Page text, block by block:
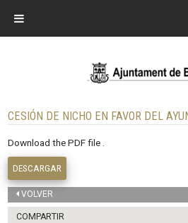
CESIÓN DE NICHO EN FAVOR DEL
Download the PDF file .
DESCARGAR
VOLVER
COMPARTIR